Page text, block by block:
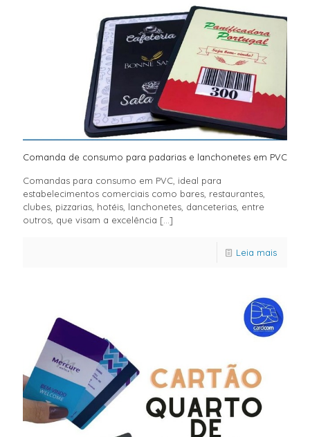
Comanda de consumo para padarias e lanchonetes em PVC
Comandas para consumo em PVC, ideal para
estabelecimentos comerciais como bares, restaurantes,
clubes, pizzarias, hotéis, lanchonetes, danceterias, entre
outros, que visam a excelência […]
Leia mais